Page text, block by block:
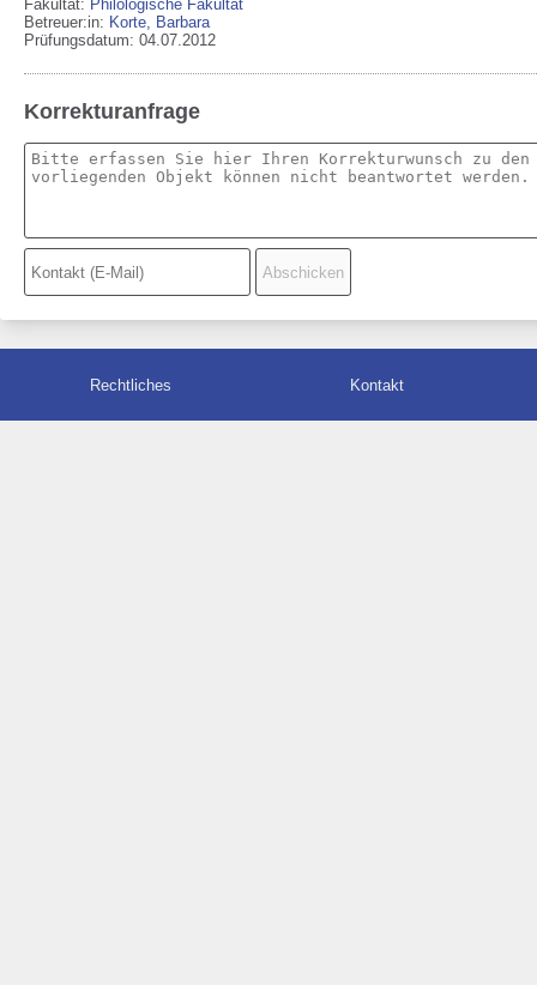
Fakultät: Philologische Fakultät
Betreuer:in: Korte, Barbara
Prüfungsdatum: 04.07.2012
Korrekturanfrage
Rechtliches Kontakt